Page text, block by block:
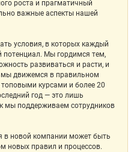
роста и прагматичный
важные аспекты нашей
условия, в которых каждый
потенциал. Мы гордимся тем,
развиваться и расти, и
движемся в правильном
курсами и более 20
год — это лишь
мы поддерживаем сотрудников
в новой компании может быть
новых правил и процессов.